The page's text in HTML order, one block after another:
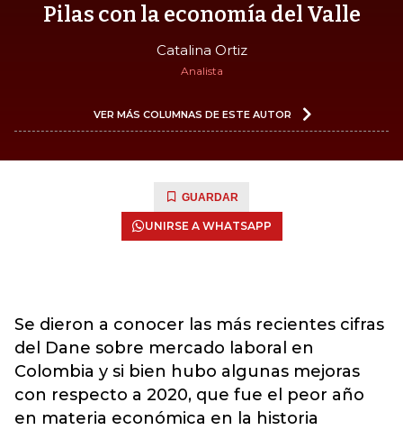
Pilas con la economía del Valle
Catalina Ortiz
Analista
VER MÁS COLUMNAS DE ESTE AUTOR
GUARDAR
UNIRSE A WHATSAPP
Se dieron a conocer las más recientes cifras
del Dane sobre mercado laboral en
Colombia y si bien hubo algunas mejoras
con respecto a 2020, que fue el peor año
en materia económica en la historia